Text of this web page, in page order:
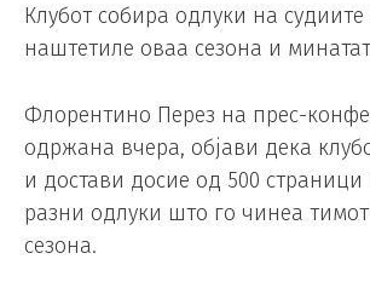
Клубот собира одлуки на
наштетиле оваа сезона и
Флорентино Перез на прес-
одржана вчера, објави дека
и достави досие од 500
разни одлуки што го чинеа
сезона.